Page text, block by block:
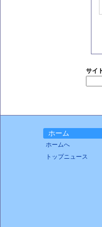
サイ
ホーム
ホームへ
トップニュース